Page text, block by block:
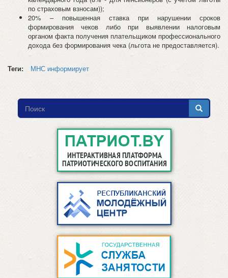
по страховым взносам));
20% – повышенная ставка при нарушении сроков
формирования чеков либо при выявлении налоговым
органом факта получения плательщиком профессионального
дохода без формирования чека (льгота не предоставляется).
Теги: МНС информирует
Форма
поиска